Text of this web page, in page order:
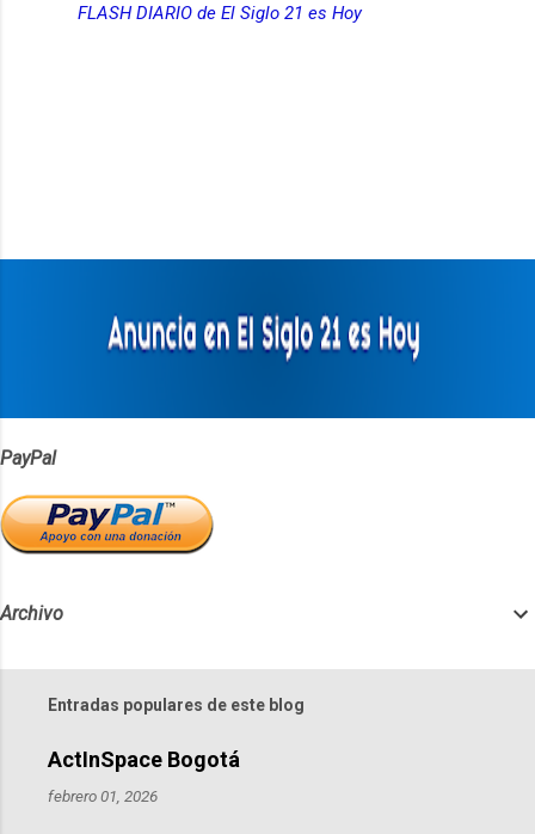
FLASH DIARIO de El Siglo 21 es Hoy
PayPal
Archivo
Entradas populares de este blog
ActInSpace Bogotá
febrero 01, 2026